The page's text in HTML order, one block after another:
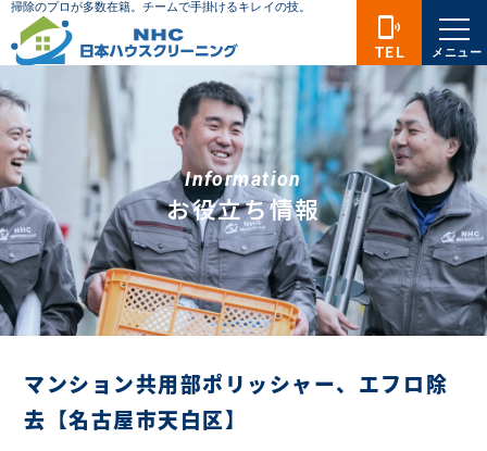
Information
お役立ち情報
マンション共用部ポリッシャー、エフロ除
去【名古屋市天白区】
phonelink_ring
TEL メニュー